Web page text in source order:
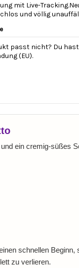
mit Live-
und völlig
passt nicht? Du hast
(EU).
ein cremig-süßes
schnellen
zu verlieren.